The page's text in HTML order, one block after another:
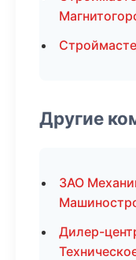
Другие
ЗАО
Дилер-